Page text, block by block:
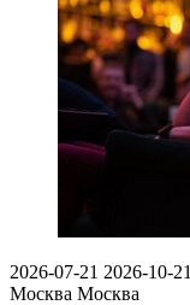
2026-07-21 2026-10-21
Москва Москва